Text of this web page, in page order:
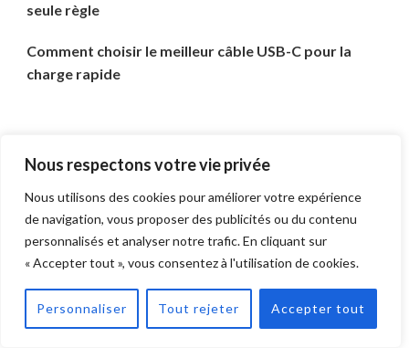
Nous respectons votre vie privée
Nous utilisons des cookies pour améliorer votre expérience
de navigation, vous proposer des publicités ou du contenu
personnalisés et analyser notre trafic. En cliquant sur
« Accepter tout », vous consentez à l'utilisation de cookies.
Personnaliser Tout rejeter Accepter tout
seule règle
Comment choisir le meilleur câble USB-C pour la
charge rapide
Célébrités
Des sports